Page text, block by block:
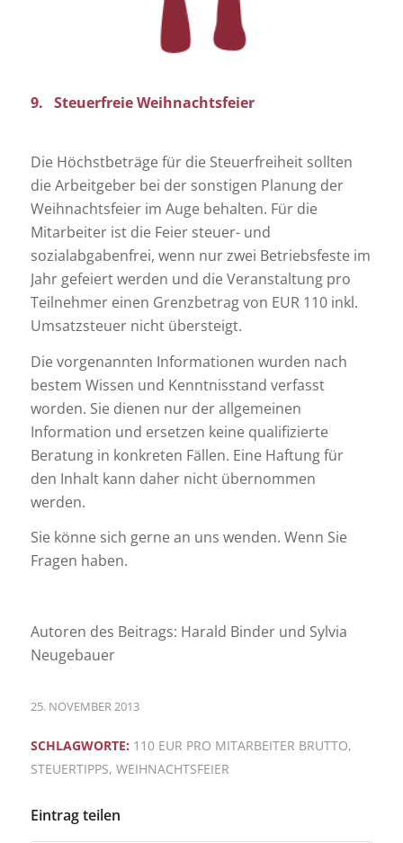
9. Steuerfreie Weihnachtsfeier
Die Höchstbeträge für die Steuerfreiheit sollten
die Arbeitgeber bei der sonstigen Planung der
Weihnachtsfeier im Auge behalten. Für die
Mitarbeiter ist die Feier steuer- und
sozialabgabenfrei, wenn nur zwei Betriebsfeste im
Jahr gefeiert werden und die Veranstaltung pro
Teilnehmer einen Grenzbetrag von EUR 110 inkl.
Umsatzsteuer nicht übersteigt.
Die vorgenannten Informationen wurden nach
bestem Wissen und Kenntnisstand verfasst
worden. Sie dienen nur der allgemeinen
Information und ersetzen keine qualifizierte
Beratung in konkreten Fällen. Eine Haftung für
den Inhalt kann daher nicht übernommen
werden.
Sie könne sich gerne an uns wenden. Wenn Sie
Fragen haben.
Autoren des Beitrags: Harald Binder und Sylvia
Neugebauer
25. NOVEMBER 2013
SCHLAGWORTE: 110 EUR PRO MITARBEITER BRUTTO,
STEUERTIPPS, WEIHNACHTSFEIER
Eintrag teilen